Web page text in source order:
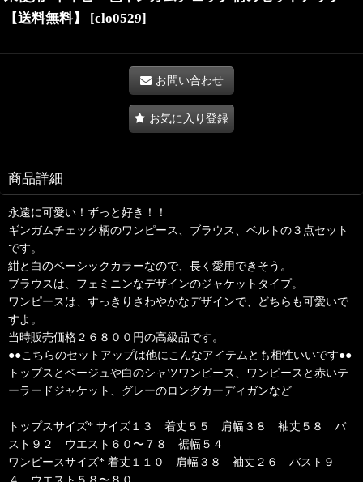
【送料無料】
[clo0529]
お問い合わせ
お気に入り登録
商品詳細
永遠に可愛い！ずっと好き！！
ギンガムチェック柄のワンピース、ブラウス、ベルトの３点セット
です。
紺と白のベーシックカラーなので、長く愛用できそう。
ブラウスは、フェミニンなデザインのジャケットタイプ。
ワンピースは、すっきりさわやかなデザインで、どちらも可愛いで
すよ。
当時販売価格２６８００円の高級品です。
●●こちらのセットアップは他にこんなアイテムとも相性いいです●●
トップスとベージュや白のシャツワンピース、ワンピースと赤いテ
ーラードジャケット、グレーのロングカーディガンなど
トップスサイズ* サイズ１３ 着丈５５ 肩幅３８ 袖丈５８ バ
スト９２ ウエスト６０〜７８ 裾幅５４
ワンピースサイズ* 着丈１１０ 肩幅３８ 袖丈２６ バスト９